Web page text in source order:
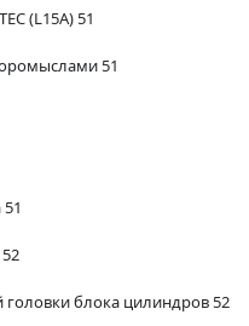
(L15A) 51
51
головки блока цилиндров 52